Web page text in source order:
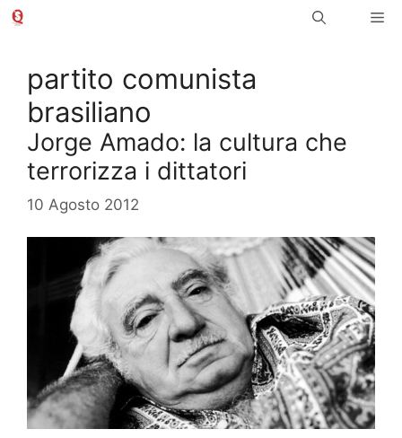
Vai
partito comunista
brasiliano
Jorge Amado: la cultura che
terrorizza i dittatori
10 Agosto 2012